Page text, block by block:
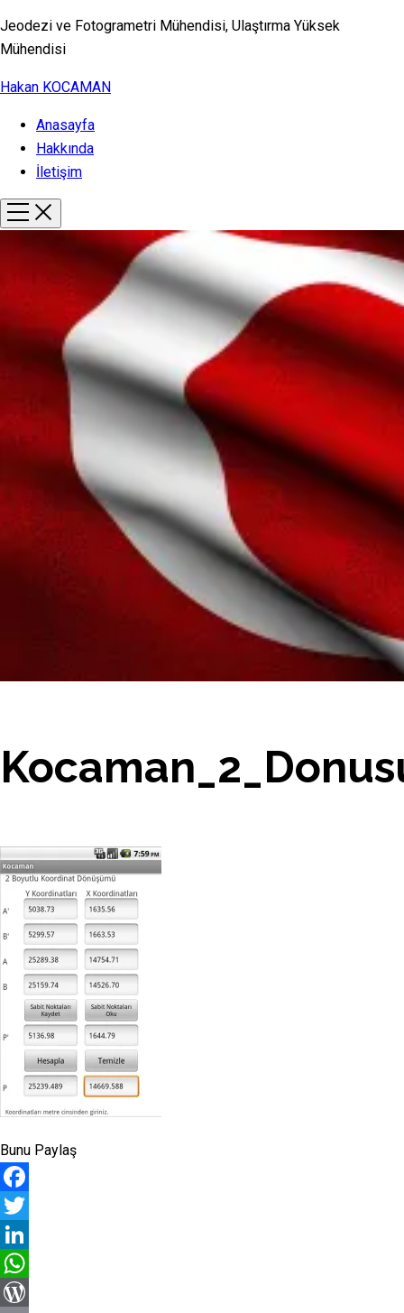
Jeodezi ve Fotogrametri Mühendisi, Ulaştırma Yüksek
Mühendisi
Hakan KOCAMAN
Anasayfa
Hakkında
İletişim
Bunu Paylaş
Facebook
Twitter
LinkedIn
WhatsApp